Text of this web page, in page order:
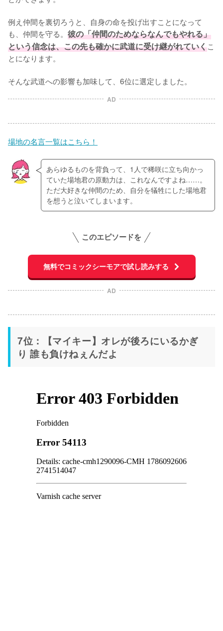
例え仲間を裏切ろうと、自身の命を投げ出すことになって
も、仲間を守る。 彼の「仲間のためならなんでもやれる」
という信念は、この先も確かに武道に受け継がれていくこ
とになります。
そんな武道への影響も加味して、6位に選定しました。
AD
場地の名言一覧はこちら！
あらゆるものを背負って、1人で稀咲に立ち向かっ
ていた場地君の原動力は、これなんですよね……。
ただ大好きな仲間のため、自分を犠牲にした場地君
を想うと泣いてしまいます。
このエピソードを
無料でコミックシーモアで試し読みする
AD
7位：【マイキー】オレが後ろにいるかぎ
り 誰も負けねぇんだよ